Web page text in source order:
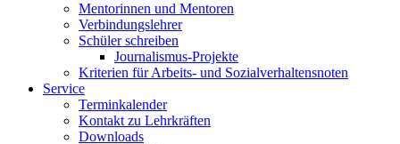
Mentorinnen und Mentoren
Verbindungslehrer
Schüler schreiben
Journalismus-Projekte
Kriterien für Arbeits- und Sozialverhaltensnoten
Service
Terminkalender
Kontakt zu Lehrkräften
Downloads